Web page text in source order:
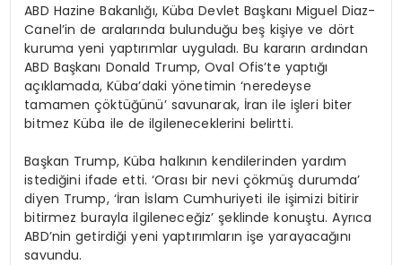
ABD Hazine Bakanlığı, Küba Devlet Başkanı Miguel Diaz-
Canel’in de aralarında bulunduğu beş kişiye ve dört
kuruma yeni yaptırımlar uyguladı. Bu kararın ardından
ABD Başkanı Donald Trump, Oval Ofis’te yaptığı
açıklamada, Küba’daki yönetimin ‘neredeyse
tamamen çöktüğünü’ savunarak, İran ile işleri biter
bitmez Küba ile de ilgileneceklerini belirtti.
Başkan Trump, Küba halkının kendilerinden yardım
istediğini ifade etti. ‘Orası bir nevi çökmüş durumda’
diyen Trump, ‘İran İslam Cumhuriyeti ile işimizi bitirir
bitirmez burayla ilgileneceğiz’ şeklinde konuştu. Ayrıca
ABD’nin getirdiği yeni yaptırımların işe yarayacağını
savundu.